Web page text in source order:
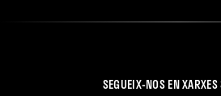
SEGUEIX-NOS EN